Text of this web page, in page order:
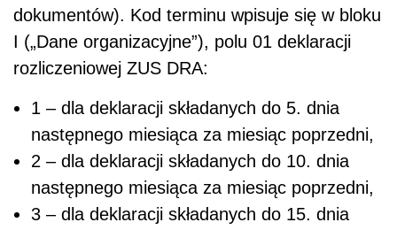
dokumentów). Kod terminu wpisuje się w bloku
I („Dane organizacyjne”), polu 01 deklaracji
rozliczeniowej ZUS DRA:
1 – dla deklaracji składanych do 5. dnia
następnego miesiąca za miesiąc poprzedni,
2 – dla deklaracji składanych do 10. dnia
następnego miesiąca za miesiąc poprzedni,
3 – dla deklaracji składanych do 15. dnia